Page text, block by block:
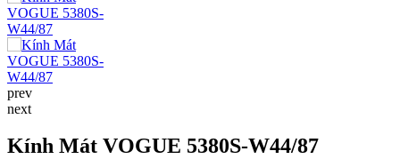
prev
next
Kính Mát VOGUE 5380S-W44/87